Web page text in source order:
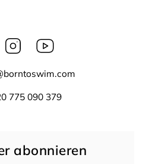
Instagram
borntoswim.com
775 090 379
abonnieren